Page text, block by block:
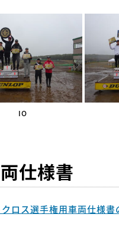
IO
仕様書
ロス選手権用車両仕様